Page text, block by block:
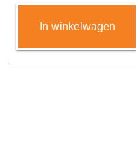
In winkelwagen